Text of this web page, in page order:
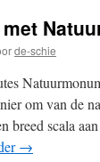
de-schie
om van de
breed scala
→